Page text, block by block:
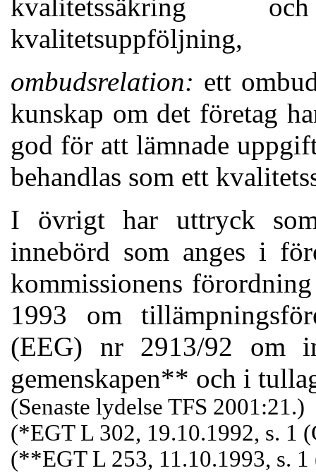
kvalitetssäkring
kvalitetsuppföljning,
ombudsrelation: ett
kunskap om det företag
god för att lämnade
behandlas som ett
I övrigt har uttryck
innebörd som anges i
kommissionens
1993 om
(EEG) nr 2913/92 om
gemenskapen** och i
(Senaste lydelse TFS 2001:21.)
(*EGT L 302, 19.10.1992, s. 1
(**EGT L 253, 11.10.1993, s.